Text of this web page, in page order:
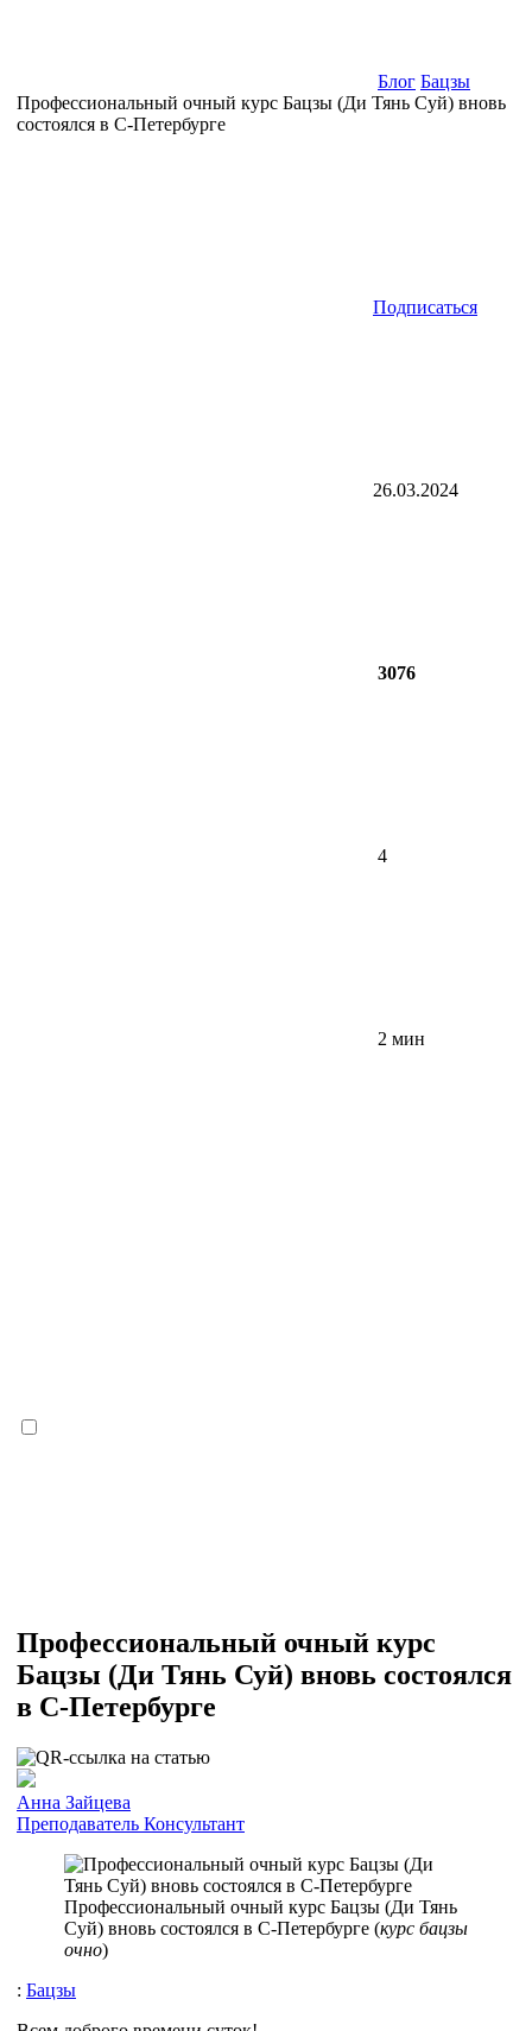
Блог Бацзы
Профессиональный очный курс Бацзы (Ди Тянь Суй) вновь
состоялся в С-Петербурге
Подписаться
26.03.2024
3076
4
2 мин
Профессиональный очный курс
Бацзы (Ди Тянь Суй) вновь состоялся
в С-Петербурге
Анна Зайцева
Преподаватель Консультант
Профессиональный очный курс Бацзы (Ди Тянь
Суй) вновь состоялся в С-Петербурге (курс бацзы
очно)
: Бацзы